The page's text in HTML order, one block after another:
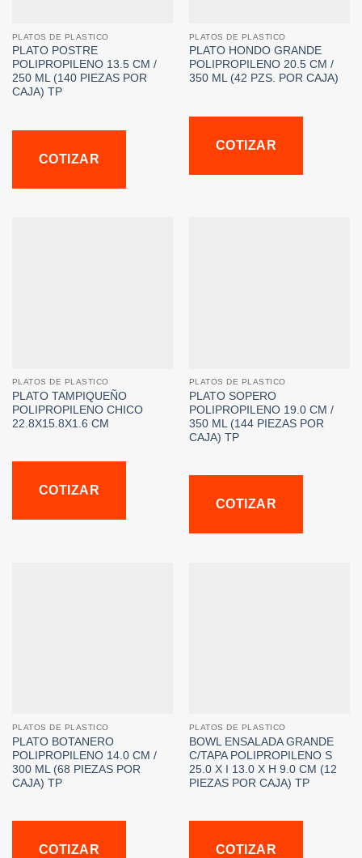
PLATOS DE PLASTICO
PLATO POSTRE
POLIPROPILENO 13.5 CM /
250 ML (140 PIEZAS POR
CAJA) TP
COTIZAR
PLATOS DE PLASTICO
PLATO HONDO GRANDE
POLIPROPILENO 20.5 CM /
350 ML (42 PZS. POR CAJA)
COTIZAR
PLATOS DE PLASTICO
PLATO TAMPIQUEÑO
POLIPROPILENO CHICO
22.8X15.8X1.6 CM
COTIZAR
PLATOS DE PLASTICO
PLATO SOPERO
POLIPROPILENO 19.0 CM /
350 ML (144 PIEZAS POR
CAJA) TP
COTIZAR
PLATOS DE PLASTICO
PLATO BOTANERO
POLIPROPILENO 14.0 CM /
300 ML (68 PIEZAS POR
CAJA) TP
COTIZAR
PLATOS DE PLASTICO
BOWL ENSALADA GRANDE
C/TAPA POLIPROPILENO S
25.0 X I 13.0 X H 9.0 CM (12
PIEZAS POR CAJA) TP
COTIZAR